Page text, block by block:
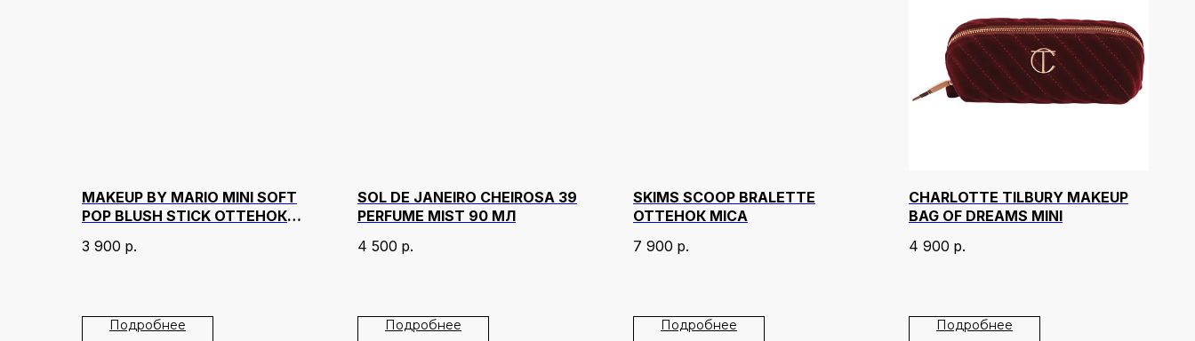
MAKEUP BY MARIO MINI SOFT
POP BLUSH STICK ОТТЕНОК
3 900 р.
Подробнее
SOL DE JANEIRO CHEIROSA 39
PERFUME MIST 90 МЛ
4 500 р.
Подробнее
SKIMS SCOOP BRALETTE
ОТТЕНОК MICA
7 900 р.
Подробнее
CHARLOTTE TILBURY MAKEUP
BAG OF DREAMS MINI
4 900 р.
Подробнее